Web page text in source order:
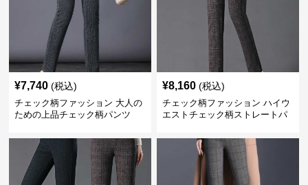
¥7,740 (税込)
チェック柄ファッション 大人の
ための上品チェック柄パンツ
¥8,160 (税込)
チェック柄ファッション ハイウ
エストチェック柄ストレートパ